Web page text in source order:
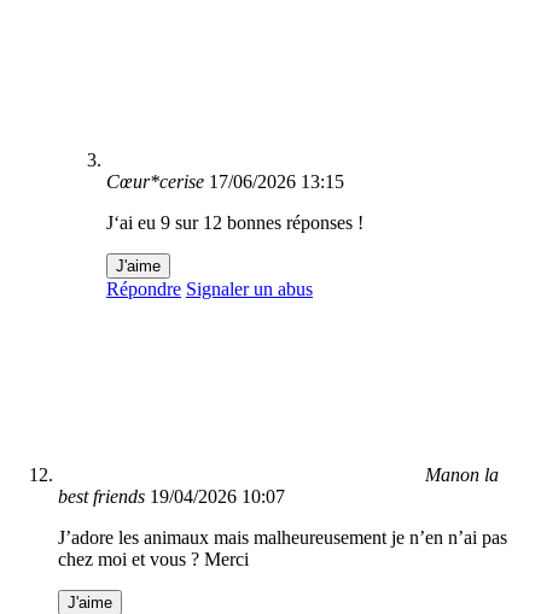
Cœur*cerise 17/06/2026 13:15
J‘ai eu 9 sur 12 bonnes réponses !
J'aime
Répondre Signaler un abus
Manon la
best friends 19/04/2026 10:07
J’adore les animaux mais malheureusement je n’en n’ai pas
chez moi et vous ? Merci
J'aime